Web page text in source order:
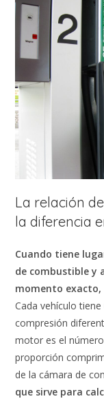
La relación
la diferencia
Cuando tiene
de combustible y
momento exacto,
Cada vehículo
compresión
motor es el
proporción
de la cámara de
que sirve para